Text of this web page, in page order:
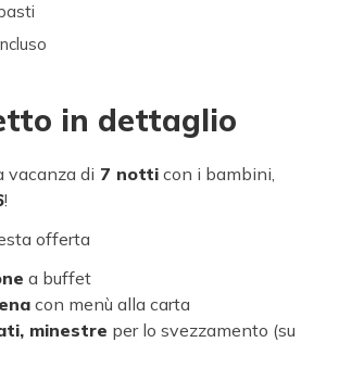
in dettaglio
vacanza di 7 notti con i bambini,
!
offerta
a buffet
con menù alla carta
minestre per lo svezzamento (su